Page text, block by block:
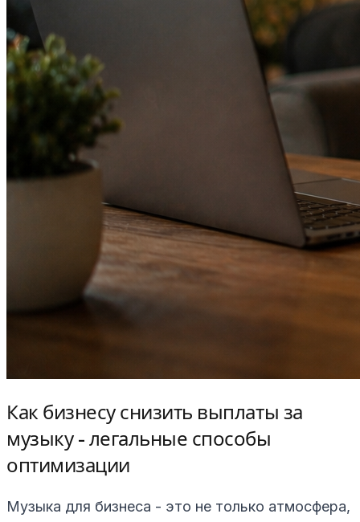
Как бизнесу снизить выплаты за
музыку - легальные способы
оптимизации
Музыка для бизнеса - это не только атмосфера,